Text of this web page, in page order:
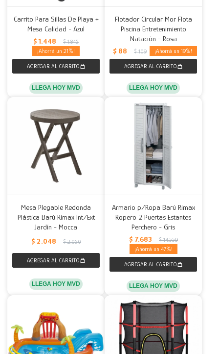
Carrito Para Sillas De Playa +
Mesa Calidad - Azul
$ 1.448 $ 1.845
21
LLEGA HOY MVD
Flotador Circular Mor Flota
Piscina Entretenimiento
Natación - Rosa
$ 88 $ 109 19
LLEGA HOY MVD
Mesa Plegable Redonda
Plástica Barú Rimax Int/Ext
Jardín - Mocca
$ 2.048 $ 2.050
LLEGA HOY MVD
Armario p/Ropa Barú Rimax
Ropero 2 Puertas Estantes
Perchero - Gris
$ 7.683 $ 14.559
47
LLEGA HOY MVD